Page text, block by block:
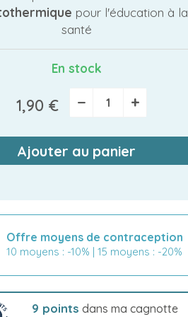
pour l'éducation à la
santé
En stock
1,90 € − +
Ajouter au panier
Offre moyens de contraception
10 moyens : -10% | 15 moyens : -20%
9 points dans ma cagnotte